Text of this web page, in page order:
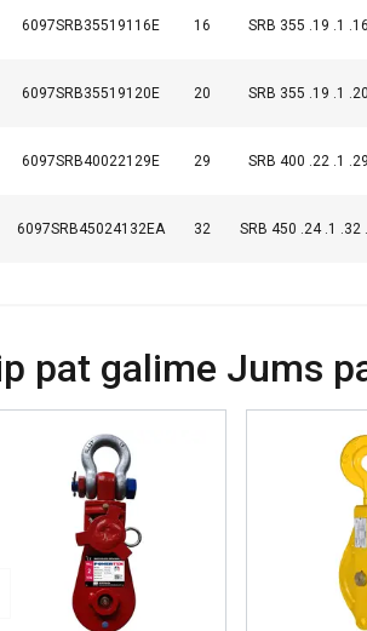
6097SRB35519116E 16 SRB 355 .19 .1
6097SRB35519120E 20 SRB 355 .19 .1
6097SRB40022129E 29 SRB 400 .22 .1
6097SRB45024132EA 32 SRB 450 .24 .1 .32
pat galime Jums